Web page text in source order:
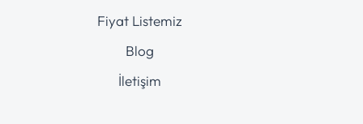
Fiyat Listemiz
Blog
İletişim